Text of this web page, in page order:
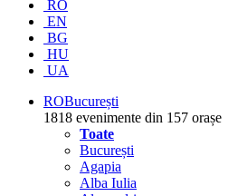
RO
EN
BG
HU
UA
ROBucurești
1818 evenimente din 157 orașe
Toate
București
Agapia
Alba Iulia